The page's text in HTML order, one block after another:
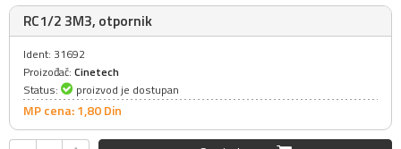
RC1/2 3M3, otpornik
Ident: 31692
Proizođač: Cinetech
Status:
proizvod je dostupan
MP cena: 1,80Din